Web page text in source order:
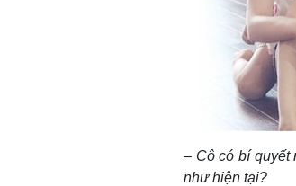
– Cô có bí quyết
như hiện tại?